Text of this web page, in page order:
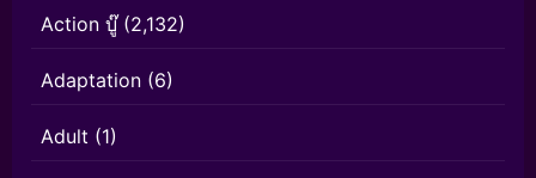
Action บู๊(2,132)
Adaptation (6)
Adult (1)